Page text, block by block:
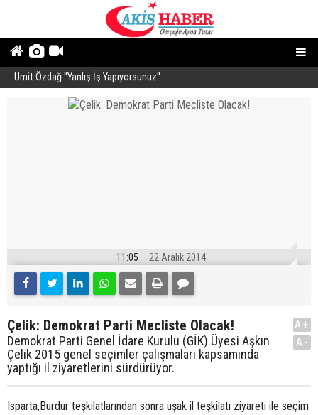
Ümit Özdağ ''Yanlış İş Yapıyorsunuz''
11:05 22 Aralık 2014
Çelik: Demokrat Parti Mecliste Olacak!
Demokrat Parti Genel İdare Kurulu (GİK) Üyesi Aşkın
Çelik 2015 genel seçimler çalışmaları kapsamında
yaptığı il ziyaretlerini sürdürüyor.
A+
A-
Isparta,Burdur teşkilatlarından sonra uşak il teşkilatı ziyareti ile seçim